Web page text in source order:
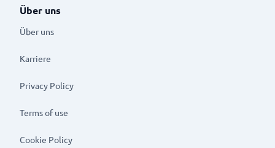
Über uns
Über uns
Karriere
Privacy Policy
Terms of use
Cookie Policy